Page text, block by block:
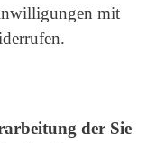
mit
der Sie